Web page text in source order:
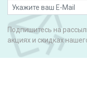
Подпишитесь на
акциях и скидках